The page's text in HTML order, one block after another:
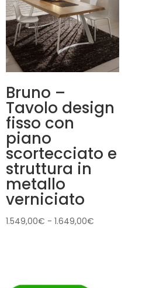
Bruno –
Tavolo design
fisso con
piano
scortecciato e
struttura in
metallo
verniciato
1.549,00€ - 1.649,00€